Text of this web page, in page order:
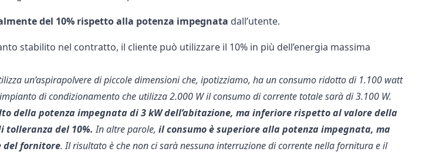
del 10% rispetto alla potenza impegnata dall’utente.
stabilito nel contratto, il cliente può utilizzare il 10% in più dell’energia massima
un’aspirapolvere di piccole dimensioni che, ipotizziamo, ha un consumo ridotto di 1.100 watt
di condizionamento che utilizza 2.000 W il consumo di corrente totale sarà di 3.100 W.
della potenza impegnata di 3 kW dell’abitazione, ma inferiore rispetto al valore della
del 10%. In altre parole, il consumo è superiore alla potenza impegnata, ma
del fornitore. Il risultato è che non ci sarà nessuna interruzione di corrente nella fornitura e il